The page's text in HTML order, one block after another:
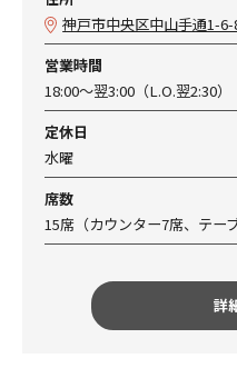
神戸市中央区中山手通1-
営業時間
18:00～翌3:00（L.O.翌2:30）
定休日
水曜
席数
15席（カウンター7席、テー
詳